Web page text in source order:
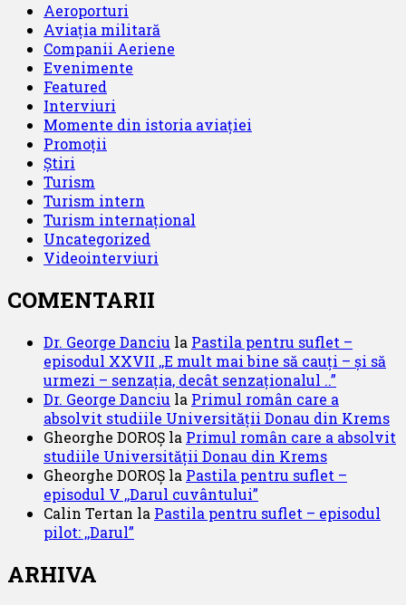
Aeroporturi
Aviația militară
Companii Aeriene
Evenimente
Featured
Interviuri
Momente din istoria aviației
Promoții
Știri
Turism
Turism intern
Turism internațional
Uncategorized
Videointerviuri
COMENTARII
Dr. George Danciu la Pastila pentru suflet –
episodul XXVII ,,E mult mai bine să cauți – și să
urmezi – senzația, decât senzaționalul ..”
Dr. George Danciu la Primul român care a
absolvit studiile Universității Donau din Krems
Gheorghe DOROȘ la Primul român care a absolvit
studiile Universității Donau din Krems
Gheorghe DOROȘ la Pastila pentru suflet –
episodul V ,,Darul cuvântului”
Calin Tertan la Pastila pentru suflet – episodul
pilot: ,,Darul”
ARHIVA